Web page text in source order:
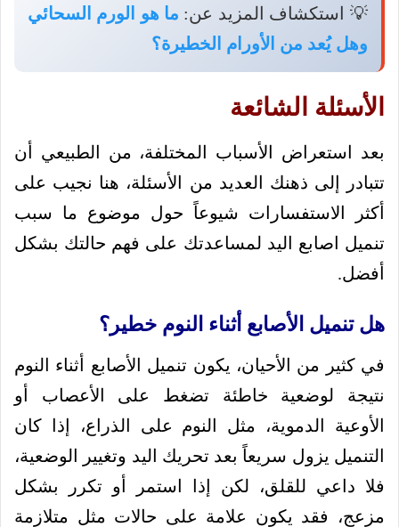
💡 استكشاف المزيد عن: ما هو الورم السحائي
وهل يُعد من الأورام الخطيرة؟
الأسئلة الشائعة
بعد استعراض الأسباب المختلفة، من الطبيعي أن
تتبادر إلى ذهنك العديد من الأسئلة، هنا نجيب على
أكثر الاستفسارات شيوعاً حول موضوع ما سبب
تنميل اصابع اليد لمساعدتك على فهم حالتك بشكل
أفضل.
هل تنميل الأصابع أثناء النوم خطير؟
في كثير من الأحيان، يكون تنميل الأصابع أثناء النوم
نتيجة لوضعية خاطئة تضغط على الأعصاب أو
الأوعية الدموية، مثل النوم على الذراع، إذا كان
التنميل يزول سريعاً بعد تحريك اليد وتغيير الوضعية،
فلا داعي للقلق، لكن إذا استمر أو تكرر بشكل
مزعج، فقد يكون علامة على حالات مثل متلازمة